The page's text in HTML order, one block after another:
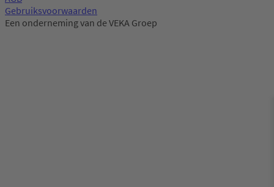
Gebruiksvoorwaarden
Een onderneming van de VEKA Groep